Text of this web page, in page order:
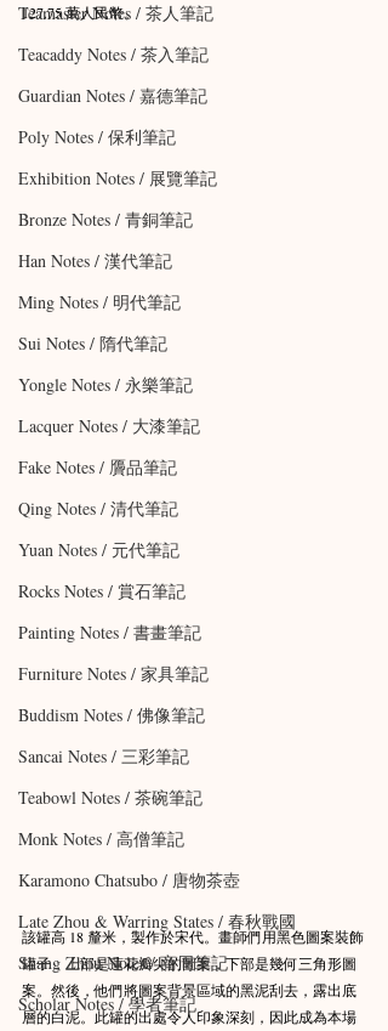
Teamaster Notes / 茶人筆記
Teacaddy Notes / 茶入筆記
Guardian Notes / 嘉德筆記
Poly Notes / 保利筆記
Exhibition Notes / 展覽筆記
Bronze Notes / 青銅筆記
Han Notes / 漢代筆記
Ming Notes / 明代筆記
Sui Notes / 隋代筆記
Yongle Notes / 永樂筆記
Lacquer Notes / 大漆筆記
Fake Notes / 贗品筆記
Qing Notes / 清代筆記
Yuan Notes / 元代筆記
Rocks Notes / 賞石筆記
Painting Notes / 書畫筆記
Furniture Notes / 家具筆記
Buddism Notes / 佛像筆記
Sancai Notes / 三彩筆記
Teabowl Notes / 茶碗筆記
Monk Notes / 高僧筆記
Karamono Chatsubo / 唐物茶壺
Late Zhou & Warring States / 春秋戰國
Shang Zhou Notes / 商周筆記
Scholar Notes / 學者筆記
127.75 萬人民幣。
該罐高 18 釐米，製作於宋代。畫師們用黑色圖案裝飾
罐子，上部是蓮花瓣尖的圖案，下部是幾何三角形圖
案。然後，他們將圖案背景區域的黑泥刮去，露出底
層的白泥。此罐的出處令人印象深刻，因此成為本場